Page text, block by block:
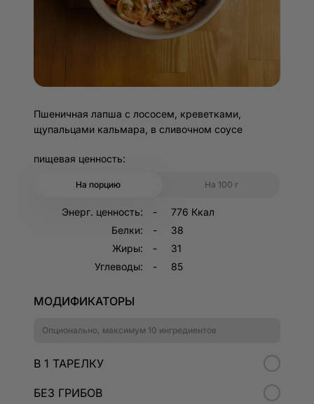
Пшеничная лапша с лососем, креветками,
щупальцами кальмара, в сливочном соусе
пищевая ценность:
На порцию На 100 г
Энерг. ценность:
776 Ккал
Белки:
38
Жиры:
31
Углеводы:
85
МОДИФИКАТОРЫ
Опционально, максимум 10 ингредиентов
В 1 ТАРЕЛКУ
БЕЗ ГРИБОВ